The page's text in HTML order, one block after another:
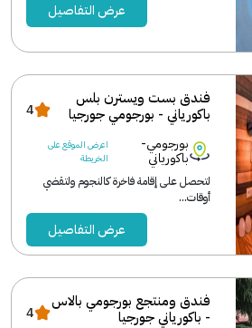
عرض التفاصيل
فندق بست ويسترن بلس
باكورياني - بورجومي جورجيا
4
بورجومي-
باكورياني
اعرض الموقع على
الخريطة
لتحصل على إقامة فاخرة كالنجوم ولتقضي
أوقات...
عرض التفاصيل
فندق ومنتجع بورجومي بالاس
- باكورياني جورجيا
4